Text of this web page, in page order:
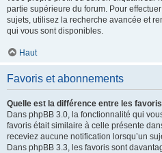
partie supérieure du forum. Pour
sujets, utilisez la recherche avancée et
qui vous sont disponibles.
Haut
Favoris et abonnements
Quelle est la différence entre les
Dans phpBB 3.0, la fonctionnalité qui
favoris était similaire à celle présente
receviez aucune notification lorsqu’un
Dans phpBB 3.3, les favoris sont